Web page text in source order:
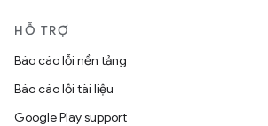
HỖ TRỢ
Báo cáo lỗi nền tảng
Báo cáo lỗi tài liệu
Google Play support